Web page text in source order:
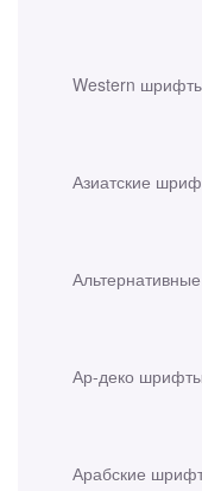
Western
Азиатские
Ар-деко шрифты
Арабские